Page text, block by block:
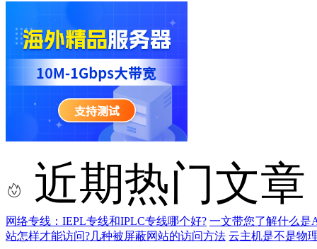
近期热门文章
网络专线：IEPL专线和IPLC专线哪个好? 一文带您了解什么是
站怎样才能访问?几种被屏蔽网站的访问方法 云主机是不是物